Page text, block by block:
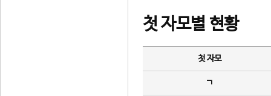
첫 자모별 현황
첫 자모
ㄱ